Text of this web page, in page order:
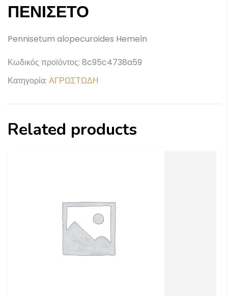
ΠΕΝΙΣΕΤΟ
Pennisetum alopecuroides Hemeln
Κωδικός προϊόντος: 8c95c4738a59
Κατηγορία: ΑΓΡΩΣΤΩΔΗ
Related products